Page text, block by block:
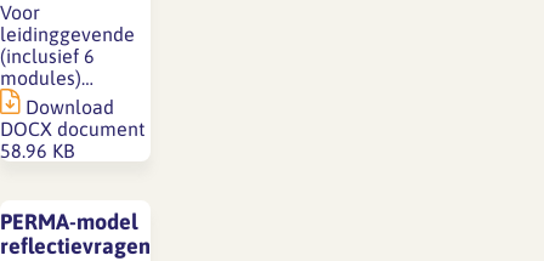
Voor
leidinggevende
(inclusief 6
modules)…
Download
DOCX document
58.96 KB
PERMA-model
reflectievragen